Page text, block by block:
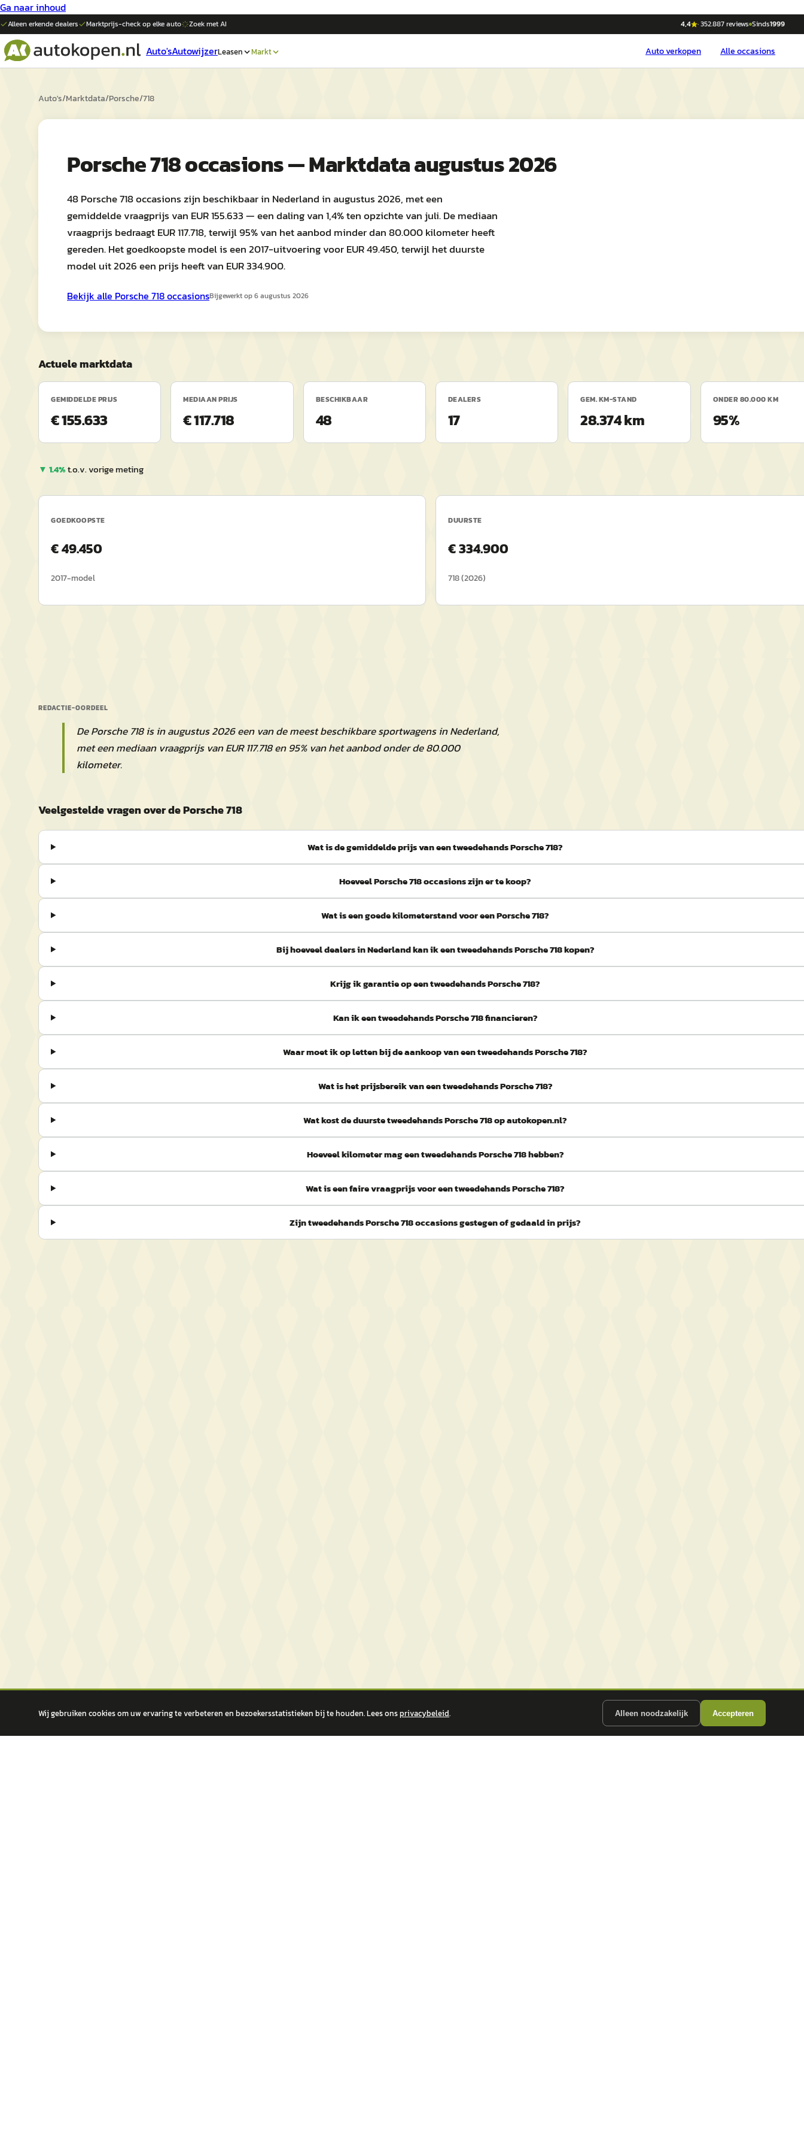
Ga naar inhoud
Alleen erkende dealers Marktprijs-check op elkeauto Zoek met AI 4,4 ·352.887reviews Sinds1999
Auto'sAutowijzerLeasen Markt Autoverkopen Alle occasions
Auto's/Marktdata/Porsche/718
Porsche 718 occasions — Marktdata augustus 2026
48 Porsche 718 occasions zijn beschikbaar in Nederland in augustus 2026, met een
gemiddelde vraagprijs van EUR 155.633 — een daling van 1,4% ten opzichte van juli. De mediaan
vraagprijs bedraagt EUR 117.718, terwijl 95% van het aanbod minder dan 80.000 kilometer heeft
gereden. Het goedkoopste model is een 2017-uitvoering voor EUR 49.450, terwijl het duurste
model uit 2026 een prijs heeft van EUR 334.900.
Bekijk alle Porsche 718occasionsBijgewerkt op6 augustus 2026
Actuele marktdata
GEMIDDELDE PRIJS
€ 155.633
MEDIAAN PRIJS
€ 117.718
BESCHIKBAAR
48
DEALERS
17
GEM. KM-STAND
28.374 km
ONDER 80.000 KM
95%
▼ 1.4%t.o.v. vorige meting
GOEDKOOPSTE
€49.450
2017-model
DUURSTE
€334.900
718(2026)
REDACTIE-OORDEEL
De Porsche 718 is in augustus 2026 een van de meest beschikbare sportwagens in Nederland,
met een mediaan vraagprijs van EUR 117.718 en 95% van het aanbod onder de 80.000
kilometer.
Veelgestelde vragen over de Porsche 718
Wat is de gemiddelde prijs van een tweedehands Porsche 718?
Hoeveel Porsche 718 occasions zijn er te koop?
Wat is een goede kilometerstand voor een Porsche 718?
Bij hoeveel dealers in Nederland kan ik een tweedehands Porsche 718 kopen?
Krijg ik garantie op een tweedehands Porsche 718?
Kan ik een tweedehands Porsche 718 financieren?
Waar moet ik op letten bij de aankoop van een tweedehands Porsche 718?
Wat is het prijsbereik van een tweedehands Porsche 718?
Wat kost de duurste tweedehands Porsche 718 op autokopen.nl?
Hoeveel kilometer mag een tweedehands Porsche 718 hebben?
Wat is een faire vraagprijs voor een tweedehands Porsche 718?
Zijn tweedehands Porsche 718 occasions gestegen of gedaald in prijs?
Wij gebruiken cookies om uw ervaring te verbeteren en bezoekersstatistieken bij te houden. Lees onsprivacybeleid. Alleen noodzakelijk Accepteren